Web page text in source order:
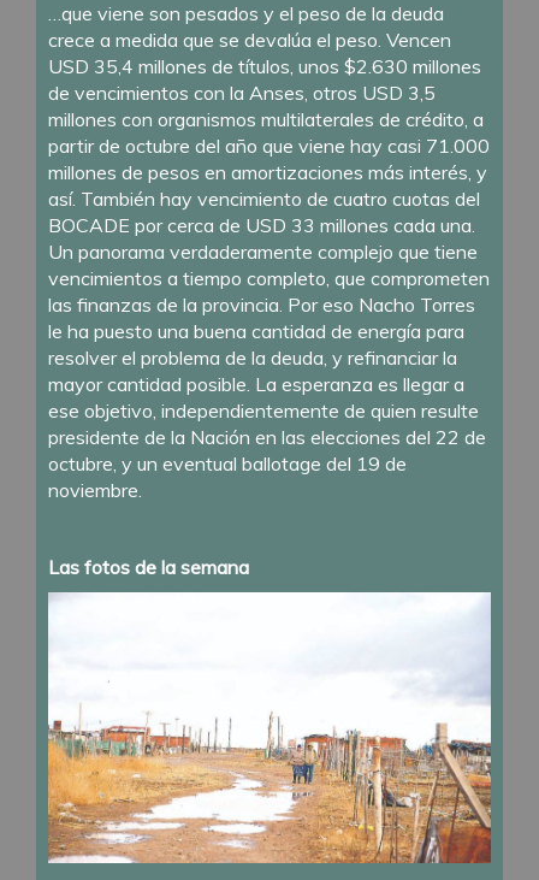
…que viene son pesados y el peso de la deuda
crece a medida que se devalúa el peso. Vencen
USD 35,4 millones de títulos, unos $2.630 millones
de vencimientos con la Anses, otros USD 3,5
millones con organismos multilaterales de crédito, a
partir de octubre del año que viene hay casi 71.000
millones de pesos en amortizaciones más interés, y
así. También hay vencimiento de cuatro cuotas del
BOCADE por cerca de USD 33 millones cada una.
Un panorama verdaderamente complejo que tiene
vencimientos a tiempo completo, que comprometen
las finanzas de la provincia. Por eso Nacho Torres
le ha puesto una buena cantidad de energía para
resolver el problema de la deuda, y refinanciar la
mayor cantidad posible. La esperanza es llegar a
ese objetivo, independientemente de quien resulte
presidente de la Nación en las elecciones del 22 de
octubre, y un eventual ballotage del 19 de
noviembre.
Las fotos de la semana